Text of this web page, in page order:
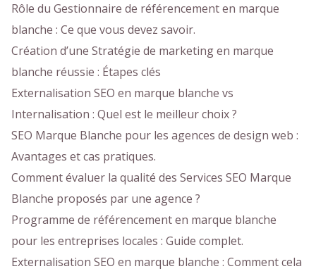
Rôle du Gestionnaire de référencement en marque
blanche : Ce que vous devez savoir.
Création d’une Stratégie de marketing en marque
blanche réussie : Étapes clés
Externalisation SEO en marque blanche vs
Internalisation : Quel est le meilleur choix ?
SEO Marque Blanche pour les agences de design web :
Avantages et cas pratiques.
Comment évaluer la qualité des Services SEO Marque
Blanche proposés par une agence ?
Programme de référencement en marque blanche
pour les entreprises locales : Guide complet.
Externalisation SEO en marque blanche : Comment cela